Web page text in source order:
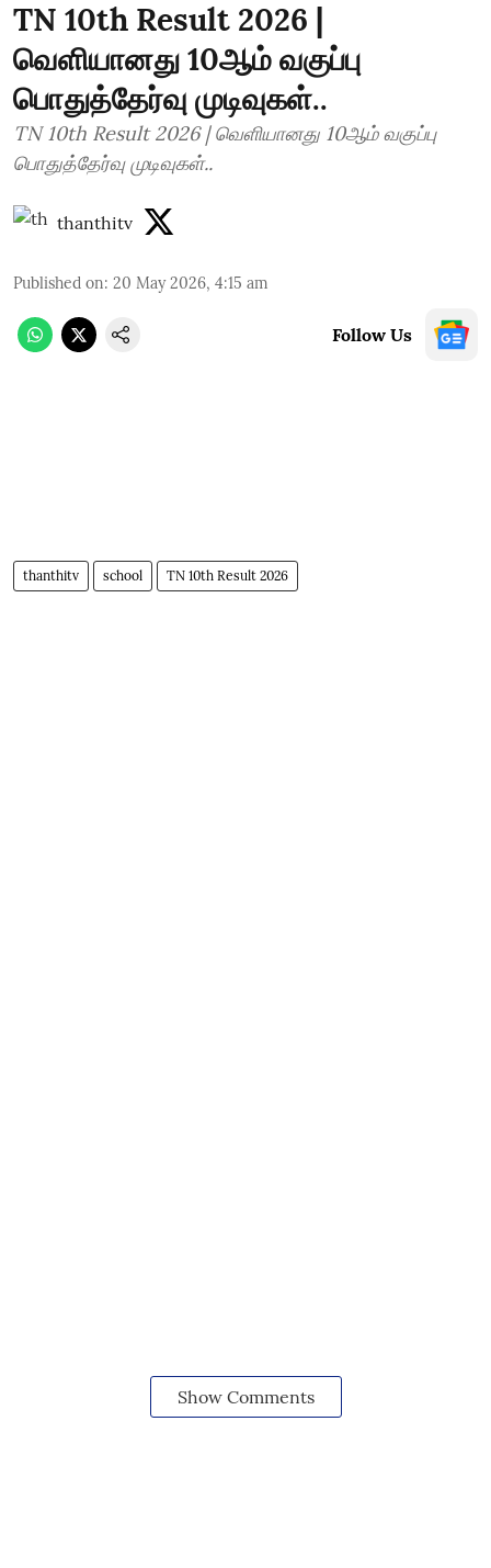
TN 10th Result 2026 |
வெளியானது 10ஆம் வகுப்பு
பொதுத்தேர்வு முடிவுகள்..
TN 10th Result 2026 | வெளியானது 10ஆம் வகுப்பு
பொதுத்தேர்வு முடிவுகள்..
thanthitv
Published on: 20 May 2026, 4:15 am
Follow Us
thanthitv school TN 10th Result 2026
Show Comments